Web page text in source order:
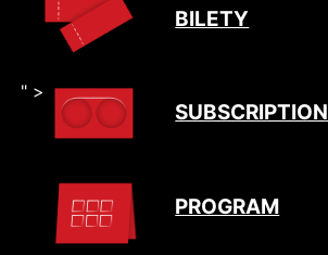
BILETY
" >
SUBSCRIPTION
PROGRAM